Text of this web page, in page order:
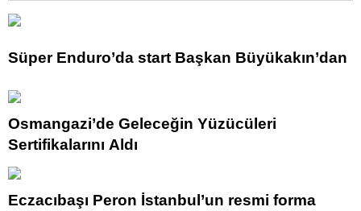
Süper Enduro’da start Başkan Büyükakın’dan
Osmangazi’de Geleceğin Yüzücüleri
Sertifikalarını Aldı
Eczacıbaşı Peron İstanbul’un resmi forma